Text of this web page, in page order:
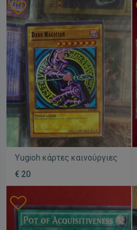
Yugioh κάρτες καινούργιες
€ 20